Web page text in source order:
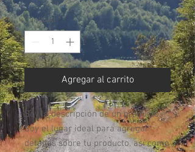
Cantidad *
Agregar al carrito
Soy la descripción de un producto.
Soy el lugar ideal para agregar
detalles sobre tu producto, así como